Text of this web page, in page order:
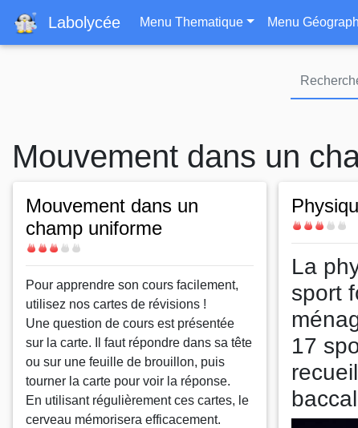
Labolycée Navigation
Menu Thematique Menu
Mouvement dans un
Mouvement dans un
champ uniforme
Difficulté
Body
Pour apprendre son cours facilement,
utilisez nos cartes de révisions !
Une question de cours est présentée
sur la carte. Il faut répondre dans sa tête
ou sur une feuille de brouillon, puis
tourner la carte pour voir la réponse.
En utilisant régulièrement ces cartes, le
cerveau mémorisera efficacement.
Difficulté
Body
La
sport
17